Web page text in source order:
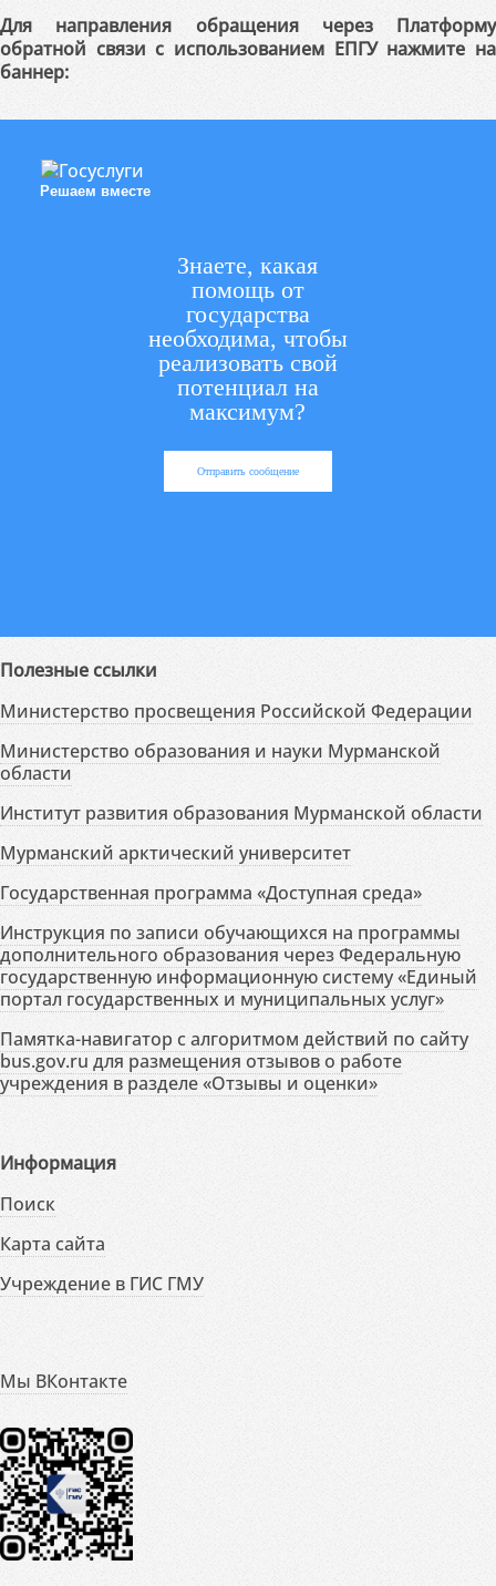
Для направления обращения через Платформу
обратной связи с использованием ЕПГУ нажмите на
баннер:
Решаем вместе
Знаете, какая
помощь от
государства
необходима, чтобы
реализовать свой
потенциал на
максимум?
Отправить сообщение
Полезные ссылки
Министерство просвещения Российской Федерации
Министерство образования и науки Мурманской
области
Институт развития образования Мурманской области
Мурманский арктический университет
Государственная программа «Доступная среда»
Инструкция по записи обучающихся на программы
дополнительного образования через Федеральную
государственную информационную систему «Единый
портал государственных и муниципальных услуг»
Памятка-навигатор с алгоритмом действий по сайту
bus.gov.ru для размещения отзывов о работе
учреждения в разделе «Отзывы и оценки»
Информация
Поиск
Карта сайта
Учреждение в ГИС ГМУ
Мы ВКонтакте